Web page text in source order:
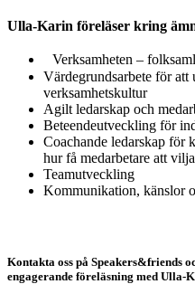
Ulla-Karin föreläser kring
Verksamheten –
Värdegrundsarbete för att
verksamhetskultur
Agilt ledarskap och
Beteendeutveckling för
Coachande ledarskap för
hur få medarbetare att
Teamutveckling
Kommunikation, känslor
Kontakta oss på Speakers&friends
engagerande föreläsning med Ulla-